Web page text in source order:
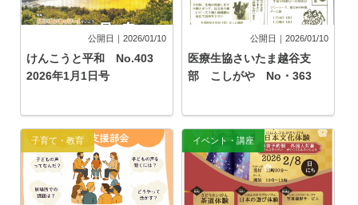
公開日｜2026/01/10
けんこうと平和 No.403
2026年1月1日号
公開日｜2026/01/10
医療生協さいたま越谷支
部 こしがや No・363
子育て・教育 イベント・講座